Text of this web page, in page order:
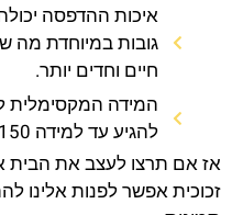
גובות במיוחדת מה
חיים וחדים יותר.
המידה המקסימלית
להגיע עד למידה 240/150
אז אם תרצו לעצב את
זכוכית אפשר לפנות אלינו